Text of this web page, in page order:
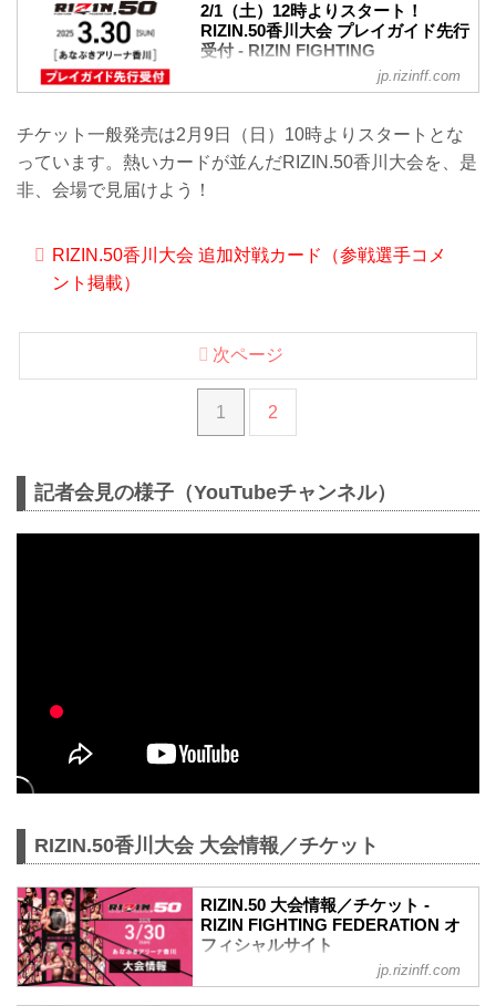
2/1（土）12時よりスタート！
RIZIN.50香川大会 プレイガイド先行
受付 - RIZIN FIGHTING
FEDERATION オフィシャルサイト
付が、2月1日（土）12時よりスタートす
るぞ！
一般発売前にチケットを手に入れたい方
RIZIN.50香川大会 大会概要
開催日時
※開場・開始時間は予定です。決定次第
RIZIN FFオフィシャルサイトにてご案内
終了予定時間
19:00〜20:00頃
※試合内容、イベント進行...
jp.rizinff.com
チケット一般発売は2月9日（日）10時よりスタートとな
っています。熱いカードが並んだRIZIN.50香川大会を、是
非、会場で見届けよう！
RIZIN.50香川大会 追加対戦カード（参戦選手コメ
ント掲載）
1 2
次ページ
記者会見の様子（YouTubeチャンネル）
RIZIN.50香川大会 大会情報／チケット
RIZIN.50 大会情報／チケット -
RIZIN FIGHTING FEDERATION オ
フィシャルサイト
jp.rizinff.com